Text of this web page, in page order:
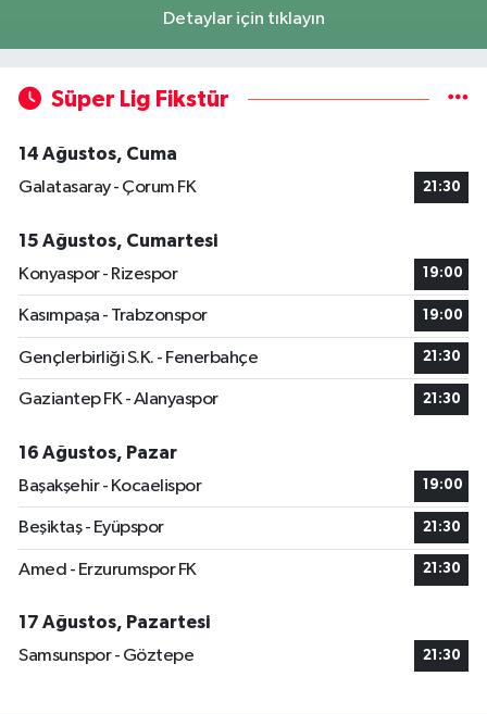
Detaylar için tıklayın
Süper Lig Fikstür
14 Ağustos, Cuma
Galatasaray - Çorum FK
21:30
15 Ağustos, Cumartesi
Konyaspor - Rizespor
19:00
Kasımpaşa - Trabzonspor 19:00
Gençlerbirliği S.K. - Fenerbahçe 21:30
Gaziantep FK - Alanyaspor 21:30
16 Ağustos, Pazar
Başakşehir - Kocaelispor
19:00
Beşiktaş - Eyüpspor 21:30
Amed - Erzurumspor FK 21:30
17 Ağustos, Pazartesi
Samsunspor - Göztepe
21:30